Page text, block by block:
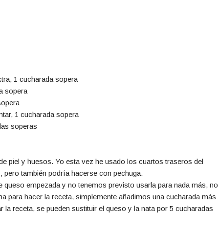
1 cucharada sopera
sopera
1 cucharada sopera
soperas
piel y huesos. Yo esta vez he usado los cuartos traseros del
pero también podría hacerse con pechuga.
queso empezada y no tenemos previsto usarla para nada más, no
para hacer la receta, simplemente añadimos una cucharada más
la receta, se pueden sustituir el queso y la nata por 5 cucharadas